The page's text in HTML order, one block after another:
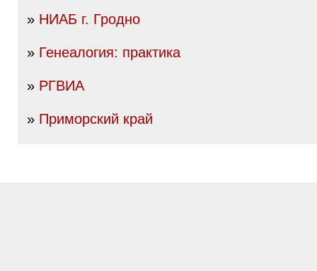
» НИАБ г. Гродно
» Генеалогия: практика
» РГВИА
» Приморский край